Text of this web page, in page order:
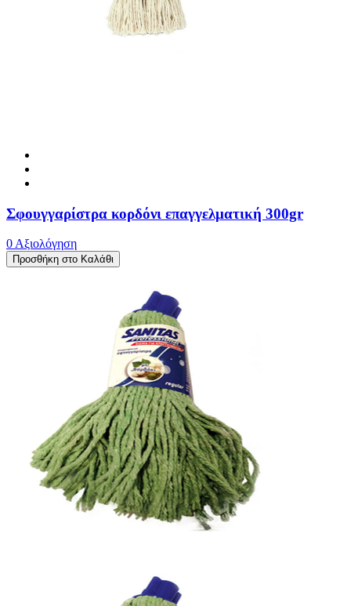
Σφουγγαρίστρα κορδόνι επαγγελματική 300gr
0 Αξιολόγηση
Προσθήκη στο Καλάθι